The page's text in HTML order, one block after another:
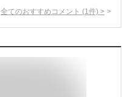
全てのおすすめコメント (1 件) >